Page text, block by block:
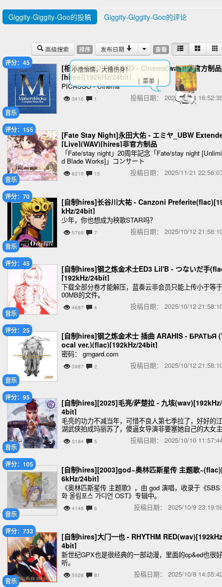
Giggity-Giggity-Goo的投稿 Giggity-Giggity-Goo的评论
高级搜索 排序 发布日期 查看
音乐
评分：45
[相聚一刻ED]PICASSO - Cinema(wav)[非官方制
[hires][192kHz/24bit]
PICASSO - Cinema
3416 1 投稿日期： 2025/12/24
音乐
评分：155
[Fate Stay Night]永田大佑 - エミヤ_UBW
[Live](WAV)[hires]非官方制品
「Fate/stay night」20周年記念「Fate/stay night
d Blade Works]」コンサート
6219 15 投稿日期： 2025/11/21
音乐
评分：70
[自制hires]长谷川大祐 - Canzoni
kHz/24bit]
少年，你也想成为秧歌STAR吗？
5769 7 投稿日期： 2025/10/12
音乐
评分：45
[自制hires]钢之炼金术士ED3 Lil'B - つないだ手
[192kHz/24bit]
下载全部分卷才能解压，蓝奏云非会员只能上传小于等
00MB的文件。
4687 4 投稿日期： 2025/10/12
音乐
评分：25
[自制hires]钢之炼金术士 插曲 ARAHIS - БРАТЬЯ
ocal ver.)(flac)[192kHz/24bit]
密码： gmgard.com
3987 2 投稿日期： 2025/10/12
音乐
评分：95
[自制hires][2025]毛亮/萨楚拉 - 九垓
4bit]
毛亮的功力不减当年，可惜不良人第七季拉了，好好的江
湖武侠拍成玛丽苏了，傻逼女导演非要塞她自己的大女主
人设，若森这个二货公司用新导演就不审核的吗？之前大
唐的龙脉说𤭢就𤭢，现在又盯着蛮子的804抢来抢
5184 5 投稿日期： 2025/10/10
音乐
评分：105
[自制hires][2003]god~奥林匹斯星传 主题歌
6kHz/24bit]
《奥林匹斯星传 主题歌》，由 god 演唱，收录于《SBS
화 올림포스 가디언 OST》专辑中。
4148 6 投稿日期： 2025/10/9
音乐
评分：733
[自制hires]大门一也 - RHYTHM
4bit]
新世纪GPX也是很经典的一部动漫，里面的op&ed也很好
听。
5528 81 投稿日期： 2025/10/8
小撸怡情，大撸伤身！
| 菜单 |